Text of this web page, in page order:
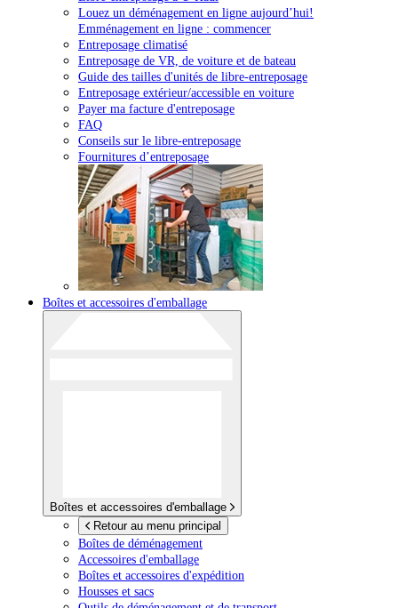
Louez un déménagement en ligne aujourd’hui!
Emménagement en ligne : commencer
Entreposage climatisé
Entreposage de VR, de voiture et de bateau
Guide des tailles d'unités de libre-entreposage
Entreposage extérieur/accessible en voiture
Payer ma facture d'entreposage
FAQ
Conseils sur le libre-entreposage
Fournitures d’entreposage
Boîtes et accessoires d'emballage
Boîtes et accessoires d'emballage
Retour au menu principal
Boîtes de déménagement
Accessoires d'emballage
Boîtes et accessoires d'expédition
Housses et sacs